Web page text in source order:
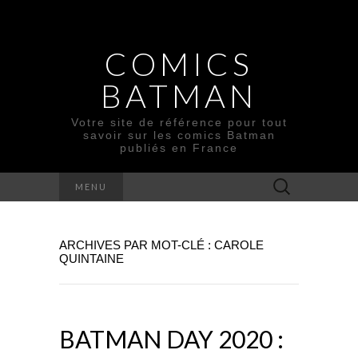
COMICS
BATMAN
Votre site de référence pour tout
savoir sur les comics Batman
publiés en France
MENU Rechercher :
ARCHIVES PAR MOT-CLÉ : CAROLE
QUINTAINE
BATMAN DAY 2020 :